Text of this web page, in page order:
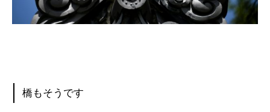
橋もそうです